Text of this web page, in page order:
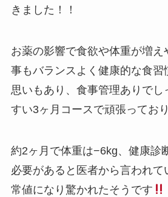
きました！！
お薬の影響で食欲や体重が増え
事もバランスよく健康的な食習
思いもあり、食事管理ありでし
すい3ヶ月コースで頑張っており
約2ヶ月で体重は−6kg、健康診
必要があると医者から言われて
常値になり驚かれたそうです